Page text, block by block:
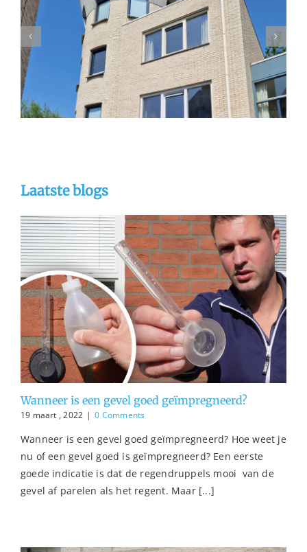
Gevelrenovatie Dordrecht
gevelreiniging referentie stralen
Laatste blogs
Wanneer is een gevel goed geïmpregneerd?
19 maart , 2022 | 0 Comments
Wanneer is een gevel goed geïmpregneerd? Hoe weet je
nu of een gevel goed is geïmpregneerd? Een eerste
goede indicatie is dat de regendruppels mooi van de
gevel af parelen als het regent. Maar [...]